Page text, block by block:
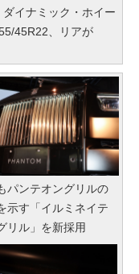
イナミック・ホイー
45R22、リアが
パンテオングリルの
示す「イルミネイテ
リル」を新採用